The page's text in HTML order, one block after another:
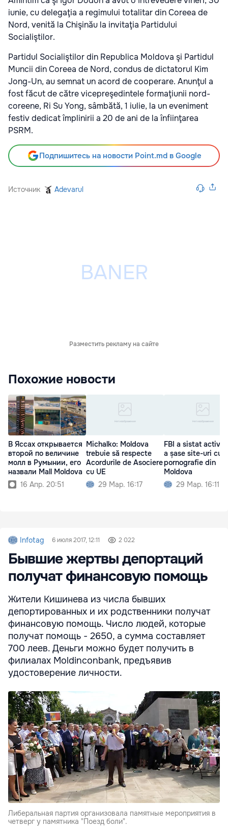
iunie, cu delegaţia a regimului totalitar din Coreea de
Nord, venită la Chişinău la invitaţia Partidului
Socialiştilor.
Partidul Socialiştilor din Republica Moldova şi Partidul
Muncii din Coreea de Nord, condus de dictatorul Kim
Jong-Un, au semnat un acord de cooperare. Anunţul a
fost făcut de către vicepreşedintele formaţiunii nord-
coreene, Ri Su Yong, sâmbătă, 1 iulie, la un eveniment
festiv dedicat împlinirii a 20 de ani de la înfiinţarea
PSRM.
Подпишитесь на новости Point.md в Google
Источник Adevarul
Разместить рекламу на сайте
Похожие новости
В Яссах открывается
второй по величине
молл в Румынии, его
назвали Mall Moldova
16 Апр. 20:51
Michalko: Moldova
trebuie să respecte
Acordurile de Asociere
cu UE
29 Мар. 16:17
FBI a sistat
a șase site-uri cu
pornografie din
Moldova
29 Мар. 16:11
Infotag 6 июля 2017, 12:11 2 022
Бывшие жертвы депортаций
получат финансовую помощь
Жители Кишинева из числа бывших
депортированных и их родственники получат
финансовую помощь. Число людей, которые
получат помощь - 2650, а сумма составляет
700 леев. Деньги можно будет получить в
филиалах Moldinconbank, предъявив
удостоверение личности.
Либеральная партия организовала памятные мероприятия в
четверг у памятника "Поезд боли".